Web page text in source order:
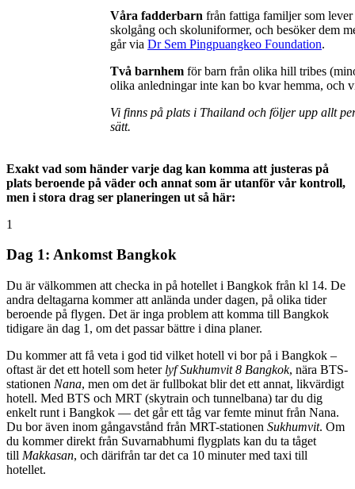
Våra fadderbarn från fattiga familjer som
skolgång och skoluniformer, och besöker dem
går via Dr Sem Pingpuangkeo Foundation.
Två barnhem för barn från olika hill tribes
olika anledningar inte kan bo kvar hemma, och
Vi finns på plats i Thailand och följer upp allt
sätt.
Exakt vad som händer varje dag kan komma att justeras på
plats beroende på väder och annat som är utanför vår kontroll,
men i stora drag ser planeringen ut så här:
1
Dag 1: Ankomst Bangkok
Du är välkommen att checka in på hotellet i Bangkok från kl 14. De
andra deltagarna kommer att anlända under dagen, på olika tider
beroende på flygen. Det är inga problem att komma till Bangkok
tidigare än dag 1, om det passar bättre i dina planer.
Du kommer att få veta i god tid vilket hotell vi bor på i Bangkok –
oftast är det ett hotell som heter lyf Sukhumvit 8 Bangkok, nära BTS-
stationen Nana, men om det är fullbokat blir det ett annat, likvärdigt
hotell. Med BTS och MRT (skytrain och tunnelbana) tar du dig
enkelt runt i Bangkok — det går ett tåg var femte minut från Nana.
Du bor även inom gångavstånd från MRT-stationen Sukhumvit. Om
du kommer direkt från Suvarnabhumi flygplats kan du ta tåget
till Makkasan, och därifrån tar det ca 10 minuter med taxi till
hotellet.